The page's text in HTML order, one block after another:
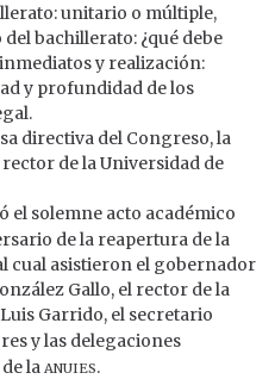
unitario o múltiple,
bachillerato: ¿qué debe
y realización:
y profundidad de los
directiva del Congreso, la
de la Universidad de
el solemne acto académico
de la reapertura de la
cual asistieron el gobernador
Gallo, el rector de la
Garrido, el secretario
y las delegaciones
laanuies.